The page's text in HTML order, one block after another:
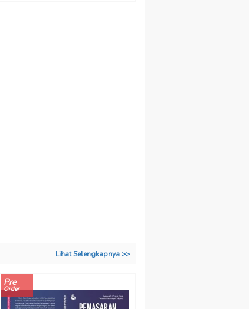
Lihat Selengkapnya >>
Pre
Order